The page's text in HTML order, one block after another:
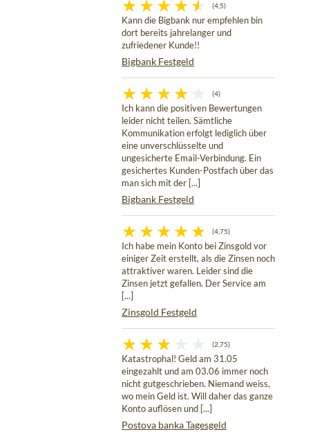
(4,5)
Kann die Bigbank nur empfehlen bin
dort bereits jahrelanger und
zufriedener Kunde!!
Bigbank Festgeld
(4)
Ich kann die positiven Bewertungen
leider nicht teilen. Sämtliche
Kommunikation erfolgt lediglich über
eine unverschlüsselte und
ungesicherte Email-Verbindung. Ein
gesichertes Kunden-Postfach über das
man sich mit der [...]
Bigbank Festgeld
(4,75)
Ich habe mein Konto bei Zinsgold vor
einiger Zeit erstellt, als die Zinsen noch
attraktiver waren. Leider sind die
Zinsen jetzt gefallen. Der Service am
[...]
Zinsgold Festgeld
(2,75)
Katastrophal! Geld am 31.05
eingezahlt und am 03.06 immer noch
nicht gutgeschrieben. Niemand weiss,
wo mein Geld ist. Will daher das ganze
Konto auflösen und [...]
Postova banka Tagesgeld